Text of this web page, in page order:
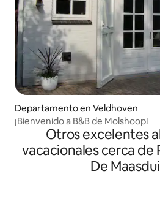
Departamento en Veldhoven
¡Bienvenido a B&B de Molshoop!
Otros excelentes
vacacionales cerca de
De